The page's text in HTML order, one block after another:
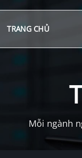
TRANG CHỦ
Mỗi ngành